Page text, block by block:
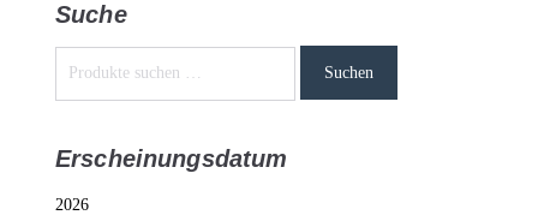
Suche
Suchen
Erscheinungsdatum
2026